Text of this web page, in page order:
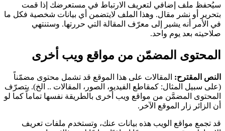
سيُحفظ ملف إضافي لتعريف الارتباط في مستعرضك إذا قمت
بتحرير أو نشر مقال. وهذا الملف لايتضمن أي بيانات شخصية فكل ما
في الأمر أنه يشير إلى معرّف المقالة التي حررتها. وستنتهي
صلاحيته بعد يوم واحد.
المحتوى المضمّن من مواقع ويب أخرى
النص المقترح: المقالات على هذا الموقع قد تشمل محتوى مضمّناً
(على سبيل المثال: كمقاطع الفيديو، الصور، المقالات .. الخ). يتصرّف
المحتوى المضمَّن من مواقع ويب أخرى بالطريقة نفسها تماماً كما لو
أن الزائر زار الموقع الآخر.
قد تجمع مواقع الويب هذه بيانات عنك، وتستخدم ملفات تعريف